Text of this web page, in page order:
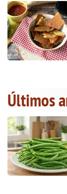
Últimos